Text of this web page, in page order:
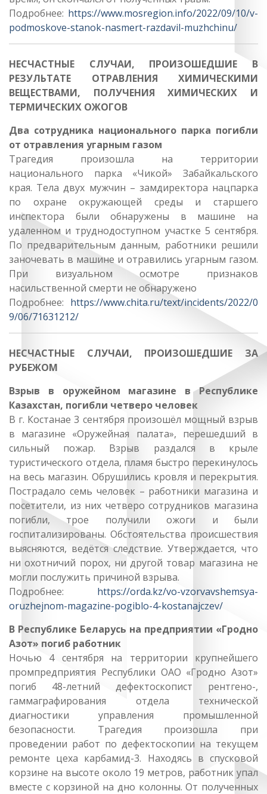
Подробнее: https://www.mosregion.info/2022/09/10/v-
podmoskove-stanok-nasmert-razdavil-muzhchinu/
НЕСЧАСТНЫЕ СЛУЧАИ, ПРОИЗОШЕДШИЕ В
РЕЗУЛЬТАТЕ ОТРАВЛЕНИЯ ХИМИЧЕСКИМИ
ВЕЩЕСТВАМИ, ПОЛУЧЕНИЯ ХИМИЧЕСКИХ И
ТЕРМИЧЕСКИХ ОЖОГОВ
Два сотрудника национального парка погибли
от отравления угарным газом
Трагедия произошла на территории
национального парка «Чикой» Забайкальского
края. Тела двух мужчин – замдиректора нацпарка
по охране окружающей среды и старшего
инспектора были обнаружены в машине на
удаленном и труднодоступном участке 5 сентября.
По предварительным данным, работники решили
заночевать в машине и отравились угарным газом.
При визуальном осмотре признаков
насильственной смерти не обнаружено
Подробнее: https://www.chita.ru/text/incidents/2022/0
9/06/71631212/
НЕСЧАСТНЫЕ СЛУЧАИ, ПРОИЗОШЕДШИЕ ЗА
РУБЕЖОМ
Взрыв в оружейном магазине в Республике
Казахстан, погибли четверо человек
В г. Костанае 3 сентября произошёл мощный взрыв
в магазине «Оружейная палата», перешедший в
сильный пожар. Взрыв раздался в крыле
туристического отдела, пламя быстро перекинулось
на весь магазин. Обрушились кровля и перекрытия.
Пострадало семь человек – работники магазина и
посетители, из них четверо сотрудников магазина
погибли, трое получили ожоги и были
госпитализированы. Обстоятельства происшествия
выясняются, ведётся следствие. Утверждается, что
ни охотничий порох, ни другой товар магазина не
могли послужить причиной взрыва.
Подробнее: https://orda.kz/vo-vzorvavshemsya-
oruzhejnom-magazine-pogiblo-4-kostanajczev/
В Республике Беларусь на предприятии «Гродно
Азот» погиб работник
Ночью 4 сентября на территории крупнейшего
промпредприятия Республики ОАО «Гродно Азот»
погиб 48-летний дефектоскопист рентгено-,
гаммаграфирования отдела технической
диагностики управления промышленной
безопасности. Трагедия произошла при
проведении работ по дефектоскопии на текущем
ремонте цеха карбамид-3. Находясь в спусковой
корзине на высоте около 19 метров, работник упал
вместе с корзиной на дно колонны. От полученных